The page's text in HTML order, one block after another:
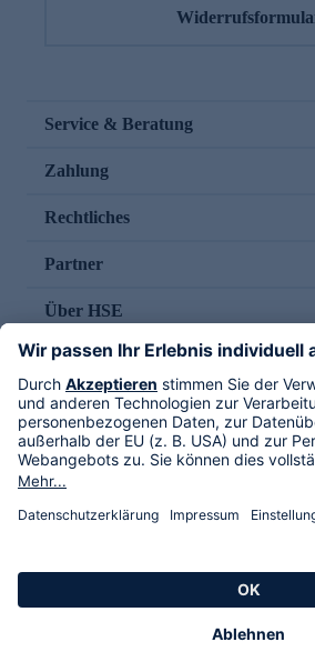
Service & Beratung
Zahlung
Rechtliches
Partner
Über HSE
Im TV
HSE International